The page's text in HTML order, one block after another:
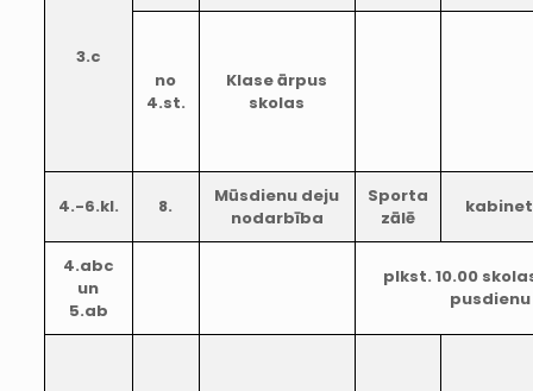
3.c
no
4.st.
Klase ārpus
skolas
4.-6.kl. 8.
Mūsdienu deju
nodarbība
Sporta
zālē
4.abc
un
5.ab
plkst. 10.00